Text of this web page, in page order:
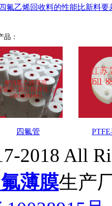
氟乙烯回收料的性能比新料要
品：
四氟管
2018 All
氟薄膜生产